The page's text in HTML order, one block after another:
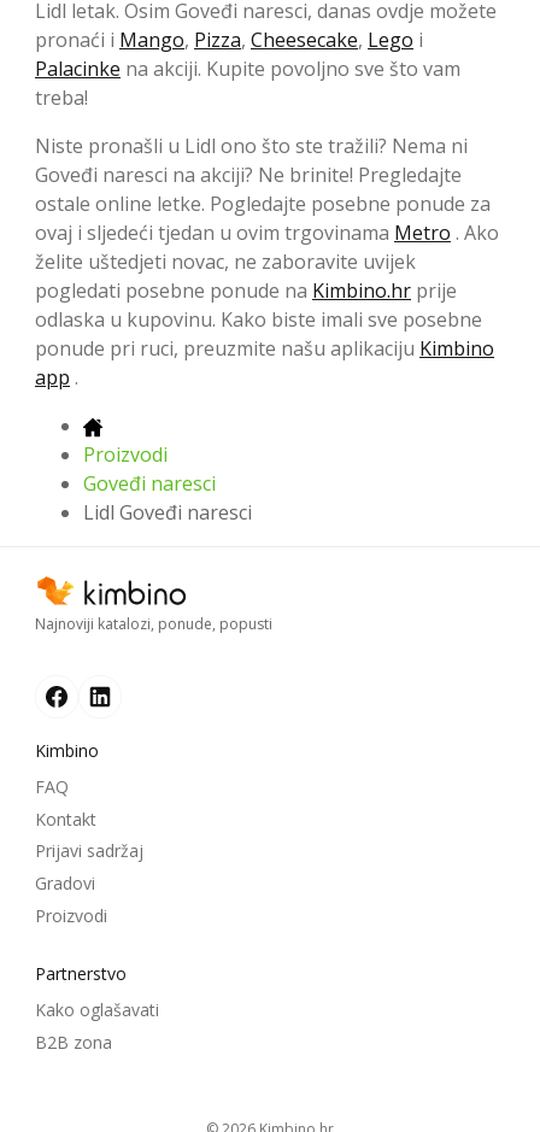
Lidl letak. Osim Goveđi naresci, danas ovdje možete
pronaći i Mango, Pizza, Cheesecake, Lego i
Palacinke na akciji. Kupite povoljno sve što vam
treba!
Niste pronašli u Lidl ono što ste tražili? Nema ni
Goveđi naresci na akciji? Ne brinite! Pregledajte
ostale online letke. Pogledajte posebne ponude za
ovaj i sljedeći tjedan u ovim trgovinama Metro . Ako
želite uštedjeti novac, ne zaboravite uvijek
pogledati posebne ponude na Kimbino.hr prije
odlaska u kupovinu. Kako biste imali sve posebne
ponude pri ruci, preuzmite našu aplikaciju Kimbino
app .
Proizvodi
Goveđi naresci
Lidl Goveđi naresci
Najnoviji katalozi, ponude, popusti
Kimbino
FAQ
Kontakt
Prijavi sadržaj
Gradovi
Proizvodi
Partnerstvo
Kako oglašavati
B2B zona